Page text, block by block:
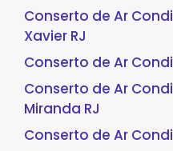
Conserto de Ar
Xavier RJ
Conserto de Ar
Conserto de Ar
Miranda RJ
Conserto de Ar